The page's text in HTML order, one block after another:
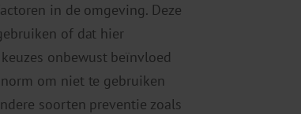
in de omgeving. Deze
of dat hier
onbewust beïnvloed
om niet te gebruiken
soorten preventie zoals